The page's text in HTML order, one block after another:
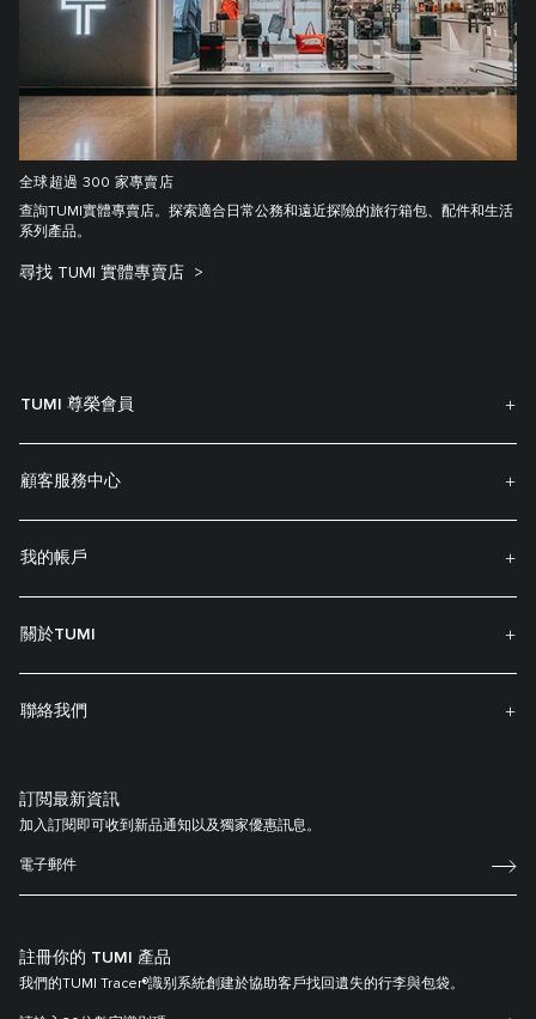
全球超過 300 家專賣店
查詢TUMI實體專賣店。探索適合日常公務和遠近探險的旅行箱包、配件和生活
系列產品。
尋找 TUMI 實體專賣店
TUMI 尊榮會員
顧客服務中心
我的帳戶
關於TUMI
聯絡我們
訂閲最新資訊
加入訂閱即可收到新品通知以及獨家優惠訊息。
註冊你的 TUMI 產品
我們的TUMI Tracer®識别系統創建於協助客戶找回遺失的行李與包袋。